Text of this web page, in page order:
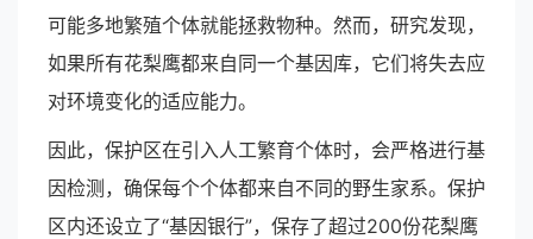
可能多地繁殖个体就能拯救物种。然而，研究发现，
如果所有花梨鹰都来自同一个基因库，它们将失去应
对环境变化的适应能力。
因此，保护区在引入人工繁育个体时，会严格进行基
因检测，确保每个个体都来自不同的野生家系。保护
区内还设立了“基因银行”，保存了超过200份花梨鹰